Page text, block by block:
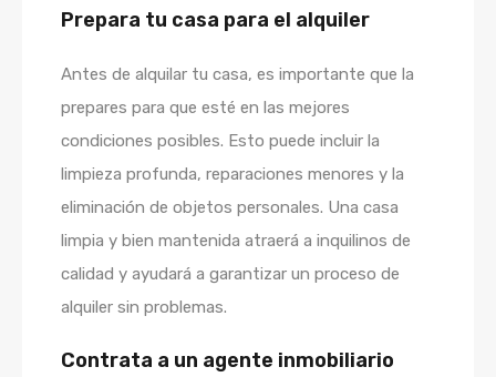
Prepara tu casa para el alquiler
Antes de alquilar tu casa, es importante que la
prepares para que esté en las mejores
condiciones posibles. Esto puede incluir la
limpieza profunda, reparaciones menores y la
eliminación de objetos personales. Una casa
limpia y bien mantenida atraerá a inquilinos de
calidad y ayudará a garantizar un proceso de
alquiler sin problemas.
Contrata a un agente inmobiliario